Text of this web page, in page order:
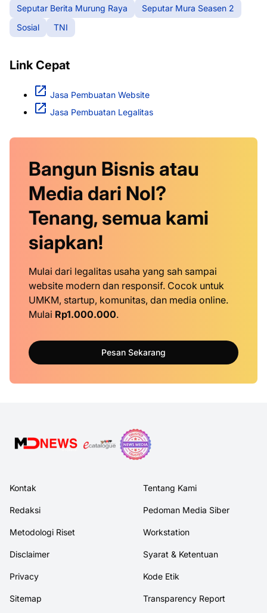
Seputar Berita Murung Raya
Seputar Mura Seasen 2
Sosial
TNI
Link Cepat
Jasa Pembuatan Website
Jasa Pembuatan Legalitas
Bangun Bisnis atau
Media dari Nol?
Tenang, semua kami
siapkan!
Mulai dari legalitas usaha yang sah sampai
website modern dan responsif. Cocok untuk
UMKM, startup, komunitas, dan media online.
Mulai Rp1.000.000.
Pesan Sekarang
Kontak Tentang Kami
Redaksi Pedoman Media Siber
Metodologi Riset Workstation
Disclaimer Syarat & Ketentuan
Privacy Kode Etik
Sitemap Transparency Report